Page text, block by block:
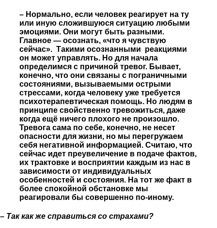
– Нормально, если человек реагирует на ту
или иную сложившуюся ситуацию любыми
эмоциями. Они могут быть разными.
Главное — осознать, «что я чувствую
сейчас». Такими осознанными реакциями
он может управлять. Но для начала
определимся с причиной тревог. Бывает,
конечно, что они связаны с пограничными
состояниями, вызываемыми острыми
стрессами, когда человеку уже требуется
психотерапевтическая помощь. Но людям в
принципе свойственно тревожиться, даже
когда ещё ничего плохого не произошло.
Тревога сама по себе, конечно, не несет
опасности для жизни, но мы перегружаем
себя негативной информацией. Считаю, что
сейчас идет преувеличение в подаче фактов,
их трактовке и восприятии каждым из нас в
зависимости от индивидуальных
особенностей и состояния. На тот же факт в
более спокойной обстановке мы
реагировали бы совершенно по-иному.
– Так как же справиться со страхами?